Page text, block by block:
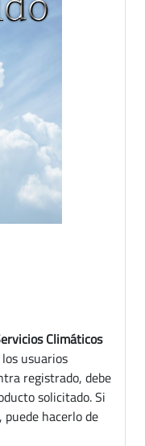
Climáticos
usuarios
registrado, debe
solicitado. Si
hacerlo de